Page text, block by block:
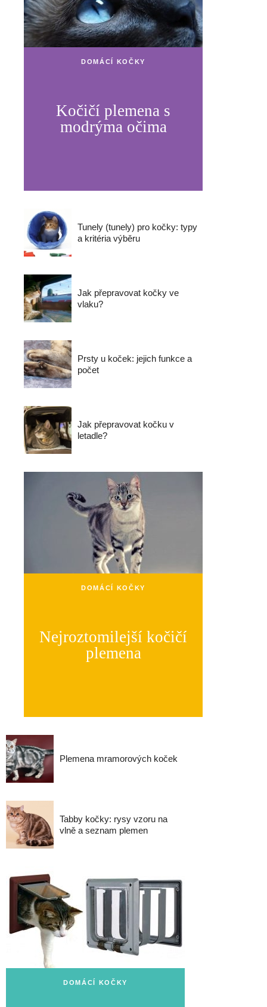
DOMÁCÍ KOČKY
Kočičí plemena s
modrýma očima
Tunely (tunely) pro kočky: typy
a kritéria výběru
Jak přepravovat kočky ve
vlaku?
Prsty u koček: jejich funkce a
počet
Jak přepravovat kočku v
letadle?
DOMÁCÍ KOČKY
Nejroztomilejší kočičí
plemena
Plemena mramorových koček
Tabby kočky: rysy vzoru na
vlně a seznam plemen
DOMÁCÍ KOČKY